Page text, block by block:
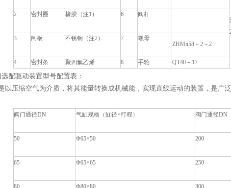
2 密封圈 橡胶（注1） 6 阀杆
3 闸板 不锈钢（注2） 7
螺母
ZHMn58－2－2
4 密封条 聚四氟乙烯 8 手轮 QT40－17
配驱动装置型号配置表：
以压缩空气为介质，将其能量转换成机械能，实现直线运动的装置，是广
阀门通径DN 气缸规格（缸径×行程）
阀门通径DN
50 Φ65×50
200
65 Φ65×65
250
80 Φ80×80
300